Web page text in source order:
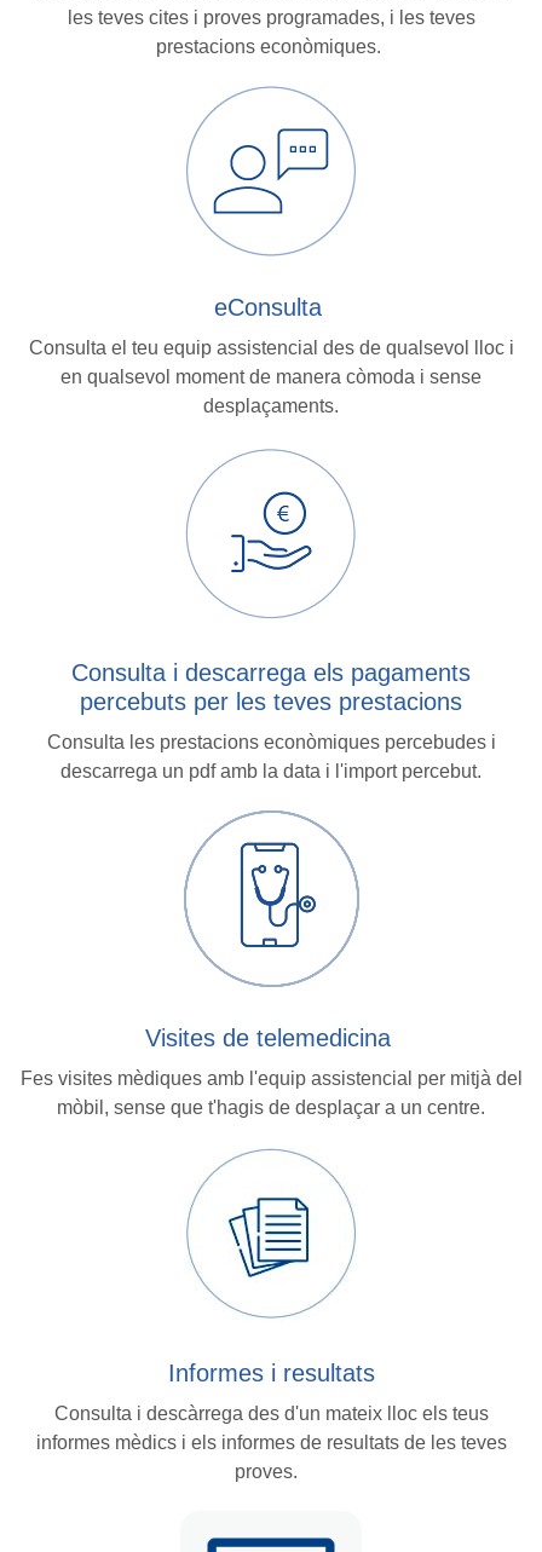
les teves cites i proves programades, i les teves
prestacions econòmiques.
eConsulta
Consulta el teu equip assistencial des de qualsevol lloc i
en qualsevol moment de manera còmoda i sense
desplaçaments.
Consulta i descarrega els pagaments
percebuts per les teves prestacions
Consulta les prestacions econòmiques percebudes i
descarrega un pdf amb la data i l'import percebut.
Visites de telemedicina
Fes visites mèdiques amb l'equip assistencial per mitjà del
mòbil, sense que t'hagis de desplaçar a un centre.
Informes i resultats
Consulta i descàrrega des d'un mateix lloc els teus
informes mèdics i els informes de resultats de les teves
proves.